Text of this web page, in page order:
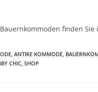
finden Sie
ANTIKE KOMMODE
CHIC SHOP